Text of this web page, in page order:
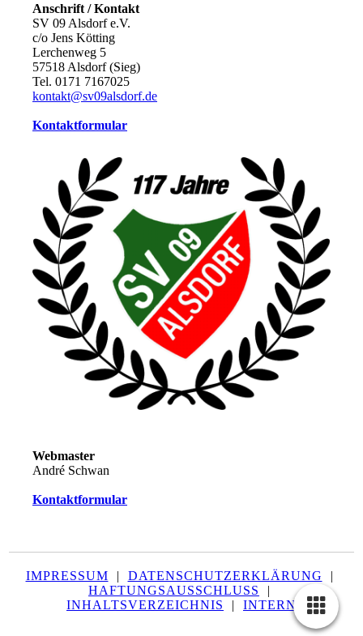
Anschrift / Kontakt
SV 09 Alsdorf e.V.
c/o Jens Kötting
Lerchenweg 5
57518 Alsdorf (Sieg)
Tel. 0171 7167025
kontakt@sv09alsdorf.de
Kontaktformular
Webmaster
André Schwan
Kontaktformular
IMPRESSUM DATENSCHUTZERKLÄRUNG
HAFTUNGSAUSSCHLUSS
INHALTSVERZEICHNIS
INTERN